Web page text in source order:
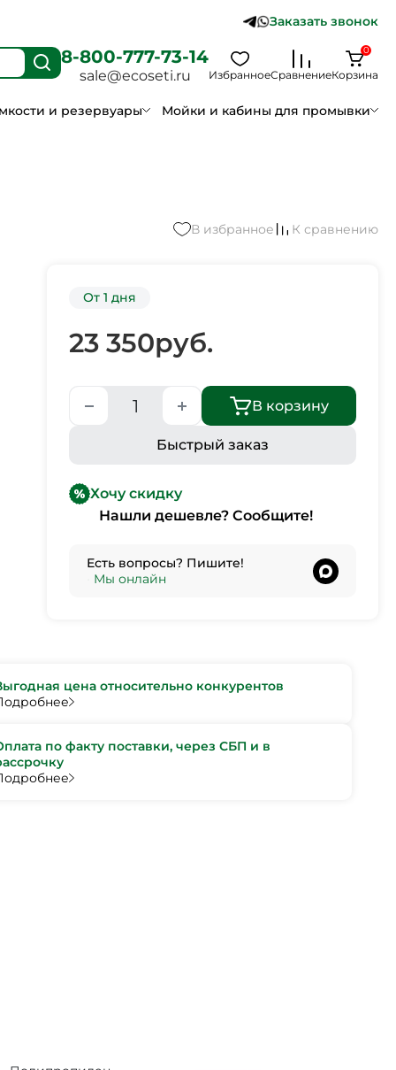
Заказать звонок
8-800-777-73-14
sale@ecoseti.ru ИзбранноеСравнениеКорзина
0
и резервуары Мойки и кабины для промывки
В избранное К сравнению
От 1 дня
23 350руб.
В корзину
Быстрый заказ
Хочу скидку
Нашли дешевле? Сообщите!
Есть вопросы? Пишите!
Мы онлайн
цена относительно конкурентов
по факту поставки, через СБП и в